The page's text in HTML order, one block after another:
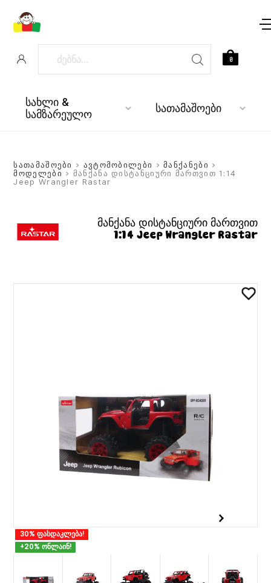
სახლი &
სამზარეულო სათამაშოები
0
სათამაშოები > ავტომობილები >მანქანები >
მოდელები > მანქანა დისტანციური მართვით 1:14
Jeep Wrangler Rastar
მანქანა დისტანციური მართვით
1:14 Jeep Wrangler Rastar
30% ფასდაკლება!
+20% ონლაინ!